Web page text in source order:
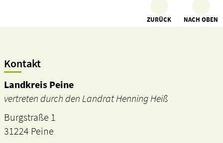
ZURÜCK NACH OBEN
Kontakt
Landkreis Peine
vertreten durch den Landrat Henning Heiß
Burgstraße 1
31224 Peine